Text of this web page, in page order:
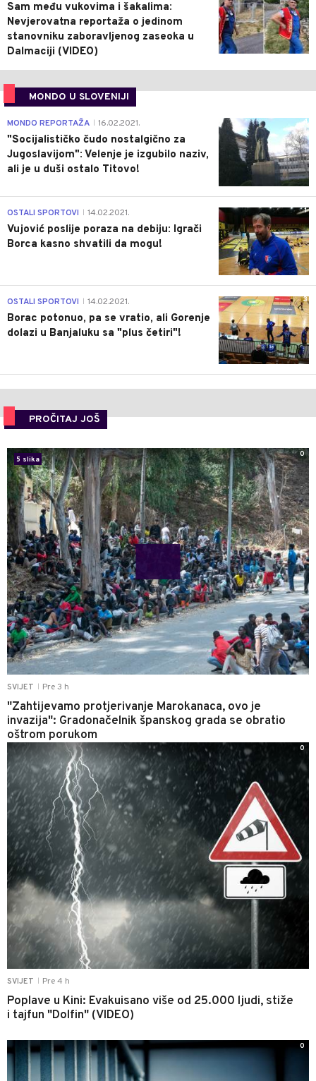
Sam među vukovima i šakalima:
Nevjerovatna reportaža o jedinom
stanovniku zaboravljenog zaseoka u
Dalmaciji (VIDEO)
MONDO U SLOVENIJI
4
MONDO REPORTAŽA 16.02.2021.
"Socijalističko čudo nostalgično za
Jugoslavijom": Velenje je izgubilo naziv,
ali je u duši ostalo Titovo!
1
OSTALI SPORTOVI 14.02.2021.
Vujović poslije poraza na debiju: Igrači
Borca kasno shvatili da mogu!
3
OSTALI SPORTOVI 14.02.2021.
Borac potonuo, pa se vratio, ali Gorenje
dolazi u Banjaluku sa "plus četiri"!
PROČITAJ JOŠ
SVIJET Pre 3 h
"Zahtijevamo protjerivanje Marokanaca, ovo je
invazija": Gradonačelnik španskog grada se obratio
oštrom porukom
5 slika
0
SVIJET Pre 4 h
Poplave u Kini: Evakuisano više od 25.000 ljudi, stiže
i tajfun "Dolfin" (VIDEO)
0
0